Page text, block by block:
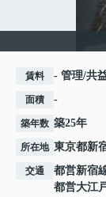
賃料 - 管理/共
面積 -
築年数 築25年
所在地 東京都新
交通 都営新宿
都営大江